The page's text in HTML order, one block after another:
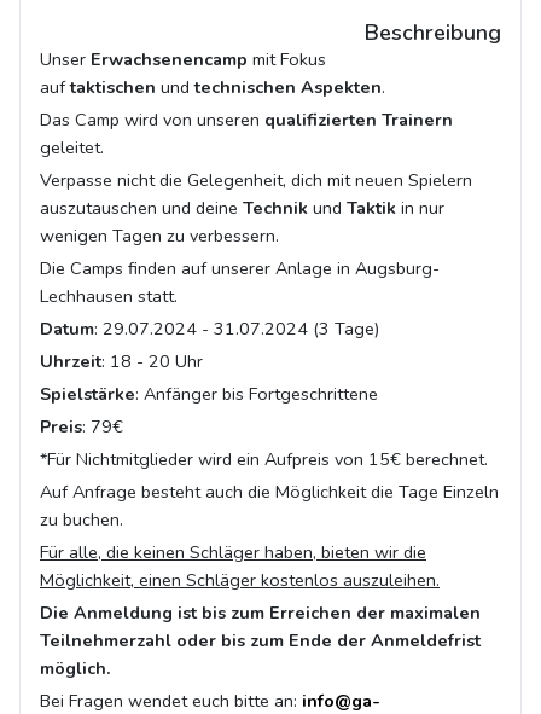
Beschreibung
Unser Erwachsenencamp mit Fokus
auftaktischen undtechnischen Aspekten.
Das Camp wird von unseren qualifizierten Trainern
geleitet.
Verpasse nicht die Gelegenheit, dich mit neuen Spielern
auszutauschen und deine Technik und Taktik in nur
wenigen Tagen zu verbessern.
Die Camps finden auf unserer Anlage in Augsburg-
Lechhausen statt.
Datum: 29.07.2024 - 31.07.2024 (3 Tage)
Uhrzeit: 18 - 20 Uhr
Spielstärke: Anfänger bis Fortgeschrittene
Preis: 79€
*Für Nichtmitglieder wird ein Aufpreis von 15€ berechnet.
Auf Anfrage besteht auch die Möglichkeit die Tage Einzeln
zu buchen.
Für alle, die keinen Schläger haben, bieten wir die
Möglichkeit, einen Schläger kostenlos auszuleihen.
Die Anmeldung ist bis zum Erreichen der maximalen
Teilnehmerzahl oder bis zum Ende der Anmeldefrist
möglich.
Bei Fragen wendet euch bitte an: info@ga-